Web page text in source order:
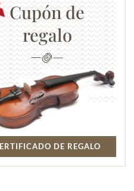
Cupón de
regalo
DE REGALO